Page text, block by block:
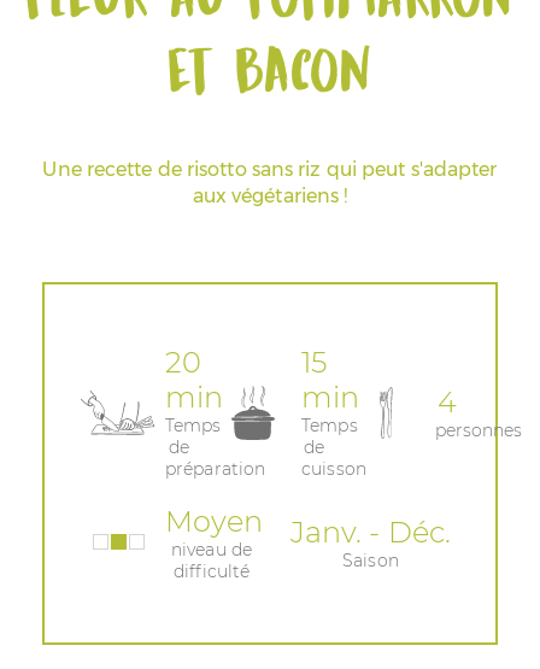
Espace Pros & Presse
et bacon
Une recette de risotto sans riz qui peut s'adapter
aux végétariens !
20
min
Temps
de
préparation
15
min
Temps
de
cuisson
4
personnes
Moyen
niveau de
difficulté
Janv. - Déc.
Saison